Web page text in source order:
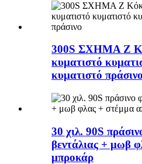
300S ΣΧΗΜΑ Z
κυματιστό
κυματιστό πράσινο
30 χιλ. 90S
βεντάλιας + μωβ
μπροκάρ